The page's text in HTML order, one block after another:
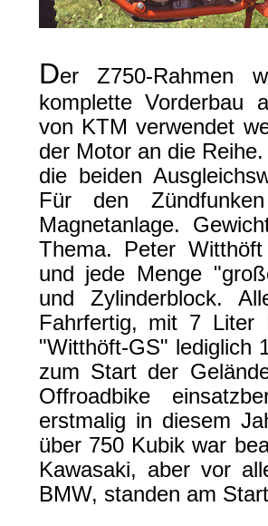
Der Z750-Rahmen
komplette Vorderbau
von KTM verwendet
der Motor an die
die beiden
Für den
Magnetanlage.
Thema. Peter
und jede Menge
und Zylinderblock.
Fahrfertig, mit 7 Liter
"Witthöft-GS" lediglich
zum Start der
Offroadbike
erstmalig in diesem
über 750 Kubik war
Kawasaki, aber vor
BMW, standen am